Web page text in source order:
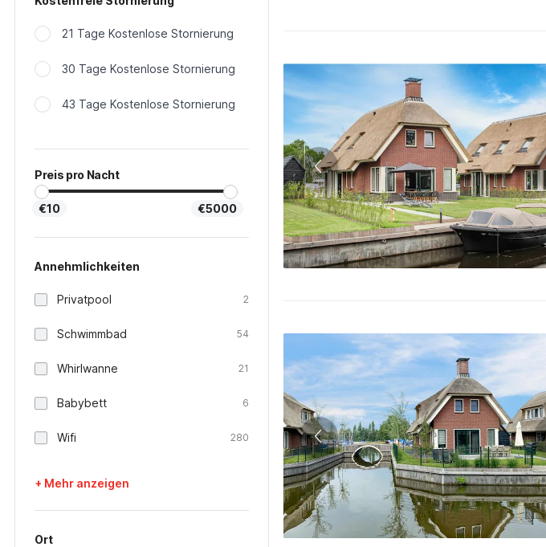
21 Tage Kostenlose Stornierung
30 Tage Kostenlose Stornierung
43 Tage Kostenlose Stornierung
Preis pro Nacht
€10 €5000
Annehmlichkeiten
Privatpool 2
Schwimmbad 54
Whirlwanne 21
Babybett 6
Wifi 280
+ Mehr anzeigen
Ort